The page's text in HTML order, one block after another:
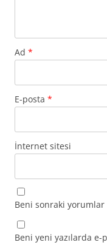
Ad *
E-posta *
İnternet sitesi
Beni sonraki
Beni yeni yazılarda